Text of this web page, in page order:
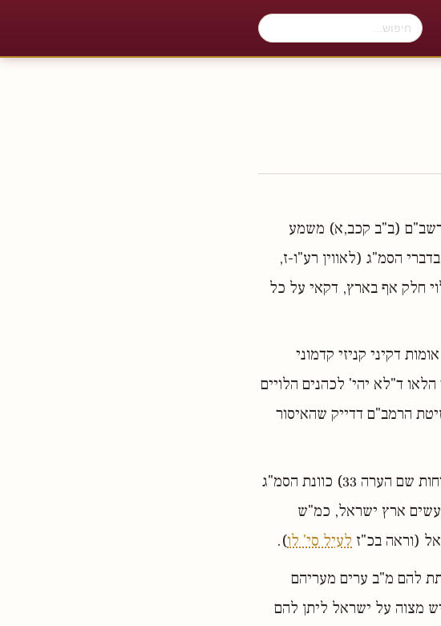
(ב"ב קכב,א) משמע
הסמ"ג (לאווין רע"ו-ז,
חלק אף בארץ, דקאי על כל
דקיני קניזי קדמוני
ד"לא יהי' לכהנים הלויים
הרמב"ם דדייק שהאיסור
ויש שפירשו (ראה ברית משה על הסמ"ג שם, ועוד, הובא בלקוטי שיחות שם הערה 33) כוונת הסמ"ג
ארץ ישראל, כמ"ש
(וראה בכ"ז לעיל סי' לו).
להם מ"ב ערים מעריהם
מצוה על ישראל ליתן להם